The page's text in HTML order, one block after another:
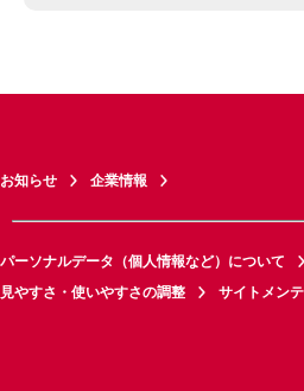
お知らせ 企業情報
パーソナルデータ（個人情報など）について
見やすさ・使いやすさの調整
サイトメン